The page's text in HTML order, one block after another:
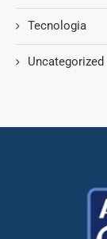
Tecnologia
Uncategorized